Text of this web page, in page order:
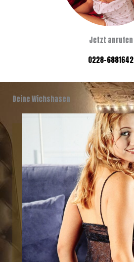
Jetzt anrufen
0228-6881642
Deine Wichshasen